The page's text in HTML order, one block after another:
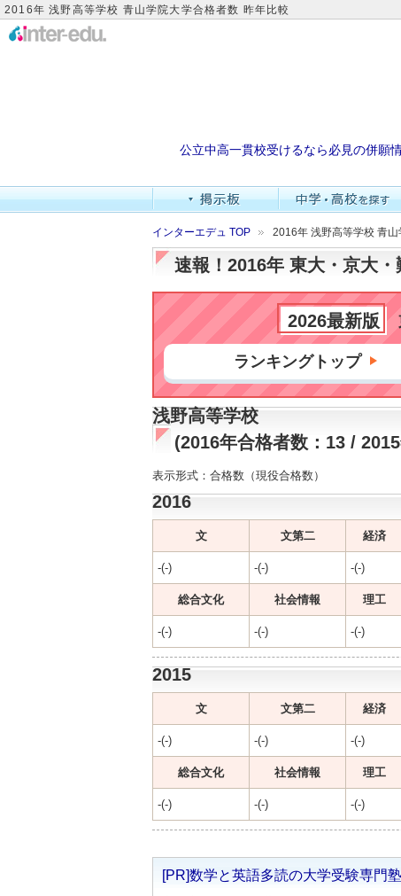
2016年 浅野高等学校 青山学院大学合格者数 昨年比較
公立中高一貫校受けるなら必見の併願
インターエデュ TOP 2016年 浅野高等学校 青
速報！2016年 東大・京大
2026最新版
ランキングトップ
浅野高等学校
(2016年合格者数：13 /
表示形式：合格数（現役合格数）
2016
文 文第二 経済
-(-)
-(-) -(-)
総合文化 社会情報
理工
-(-)
-(-) -(-)
2015
文 文第二 経済
-(-)
-(-) -(-)
総合文化 社会情報
理工
-(-)
-(-) -(-)
[PR]数学と英語多読の大学受験専門